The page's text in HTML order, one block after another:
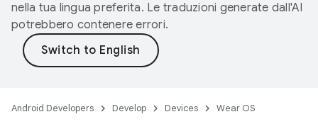
nella tua lingua preferita. Le traduzioni generate dall'AI
potrebbero contenere errori.
Android Developers Develop Devices Wear OS